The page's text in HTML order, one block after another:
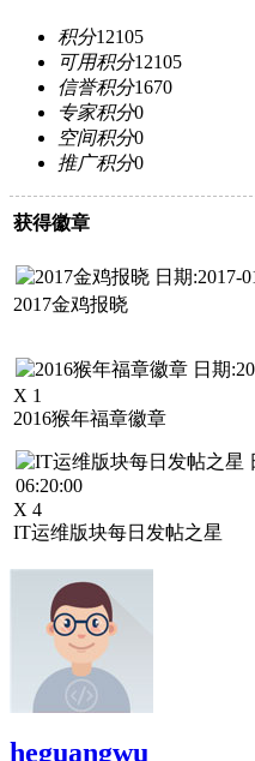
积分12105
可用积分12105
信誉积分1670
专家积分0
空间积分0
推广积分0
获得徽章
2017金鸡报晓
X 1
2016猴年福章徽章
X 4
IT运维版块每日发帖之星
heguangwu